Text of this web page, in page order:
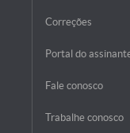
Correções
Portal do
Fale conosco
Trabalhe conosco